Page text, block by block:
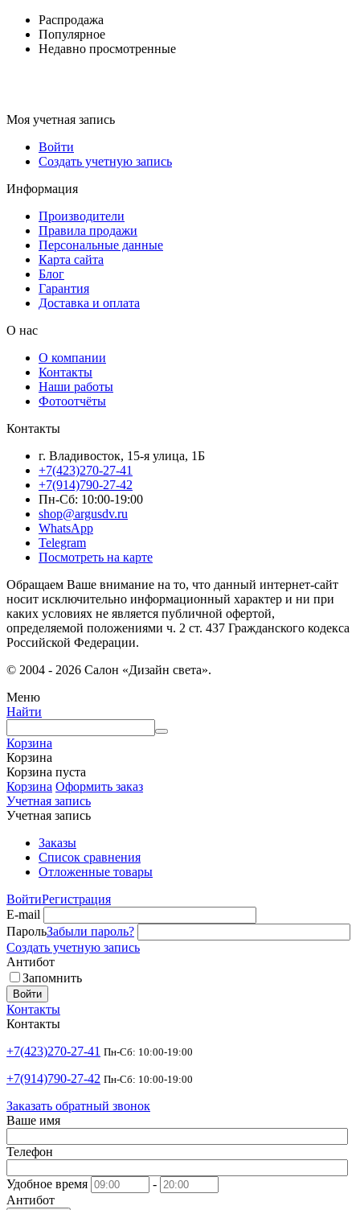
Распродажа
Популярное
Недавно просмотренные
Моя учетная запись
Войти
Создать учетную запись
Информация
Производители
Правила продажи
Персональные данные
Карта сайта
Блог
Гарантия
Доставка и оплата
О нас
О компании
Контакты
Наши работы
Фотоотчёты
Контакты
г. Владивосток, 15-я улица, 1Б
+7(423)270-27-41
+7(914)790-27-42
Пн-Сб: 10:00-19:00
shop@argusdv.ru
WhatsApp
Telegram
Посмотреть на карте
Обращаем Ваше внимание на то, что данный интернет-сайт
носит исключительно информационный характер и ни при
каких условиях не является публичной офертой,
определяемой положениями ч. 2 ст. 437 Гражданского кодекса
Российской Федерации.
© 2004 - 2026 Салон «Дизайн света».
Меню
Найти
Корзина
Корзина
Корзина пуста
Корзина Оформить заказ
Учетная запись
Учетная запись
Заказы
Список сравнения
Отложенные товары
ВойтиРегистрация
E-mail
ПарольЗабыли пароль?
Создать учетную запись
Антибот
Запомнить
Войти
Контакты
Контакты
+7(423)270-27-41 Пн-Сб: 10:00-19:00
+7(914)790-27-42 Пн-Сб: 10:00-19:00
Заказать обратный звонок
Ваше имя
Телефон
Удобное время
-
Антибот